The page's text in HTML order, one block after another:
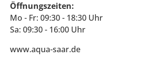
Öffnungszeiten:
Mo - Fr: 09:30 - 18:30 Uhr
Sa: 09:30 - 16:00 Uhr
www.aqua-saar.de